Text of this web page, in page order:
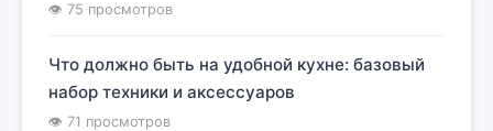
👁 75 просмотров
Что должно быть на удобной кухне: базовый
набор техники и аксессуаров
👁 71 просмотров